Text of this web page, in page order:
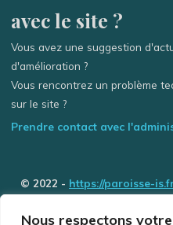
Nous respectons
avec le site ?
Vous avez une suggestion
d'amélioration ?
Vous rencontrez un problème
sur le site ?
Prendre contact avec
© 2022 - https://paroisse-
Rivière) -